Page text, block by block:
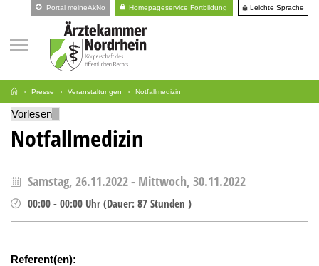
Portal meineÄkNo Homepageservice Fortbildung Leichte Sprache
Presse Veranstaltungen Notfallmedizin
Vorlesen
Notfallmedizin
Samstag, 26.11.2022- Mittwoch, 30.11.2022
00:00 - 00:00 Uhr (Dauer: 87 Stunden )
Referent(en):